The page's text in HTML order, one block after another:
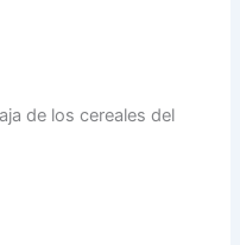
de los cereales del